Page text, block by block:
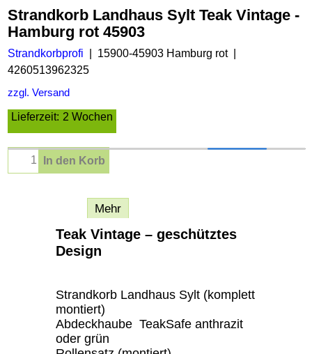
Strandkorb Landhaus Sylt Teak Vintage -
Hamburg rot 45903
Strandkorbprofi
15900-45903 Hamburg rot
4260513962325
zzgl. Versand
Lieferzeit: 2 Wochen
In den Korb
Mehr
Teak Vintage – geschütztes
Design
Strandkorb Landhaus Sylt (komplett
montiert)
Abdeckhaube TeakSafe anthrazit
oder grün